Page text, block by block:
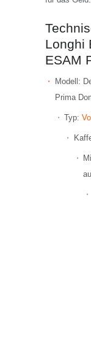
Longhi
ESAM
Modell:
Prima
Typ: